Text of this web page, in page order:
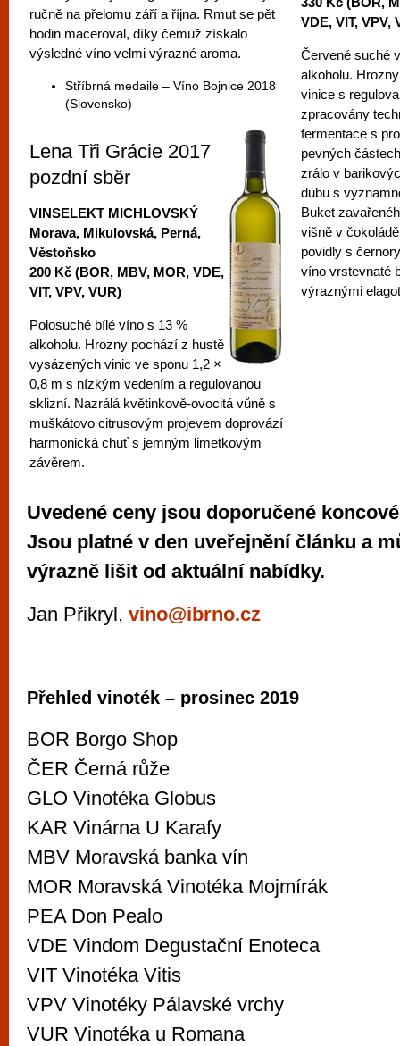
ručně na přelomu září a října. Rmut se pět
hodin maceroval, díky čemuž získalo
výsledné víno velmi výrazné aroma.
Stříbrná medaile – Víno Bojnice 2018
(Slovensko)
Lena Tři Grácie 2017
pozdní sběr
VINSELEKT MICHLOVSKÝ
Morava, Mikulovská, Perná,
Věstoňsko
200 Kč (BOR, MBV, MOR, VDE,
VIT, VPV, VUR)
Polosuché bílé víno s 13 %
alkoholu. Hrozny pochází z hustě
vysázených vinic ve sponu 1,2 ×
0,8 m s nízkým vedením a regulovanou
sklizní. Nazrálá květinkově-ovocitá vůně s
muškátovo citrusovým projevem doprovází
harmonická chuť s jemným limetkovým
závěrem.
VDE, VIT, VPV,
Červené suché
alkoholu.
vinice s
zpracovány
fermentace s
pevných
zrálo v
dubu s
Buket
višně v
povidly s
víno vrstevnaté
výraznými
Uvedené ceny jsou doporučené
Jsou platné v den uveřejnění článku a
výrazně lišit od aktuální nabídky.
Jan Přikryl, vino@ibrno.cz
Přehled vinoték – prosinec 2019
BOR Borgo Shop
ČER Černá růže
GLO Vinotéka Globus
KAR Vinárna U Karafy
MBV Moravská banka vín
MOR Moravská Vinotéka Mojmírák
PEA Don Pealo
VDE Vindom Degustační Enoteca
VIT Vinotéka Vitis
VPV Vinotéky Pálavské vrchy
VUR Vinotéka u Romana